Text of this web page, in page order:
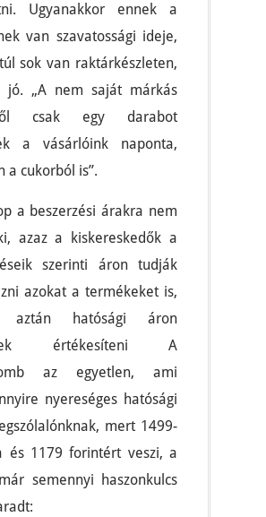
Ugyanakkor ennek a
van szavatossági ideje,
sok van raktárkészleten,
jó. „A nem saját márkás
csak egy darabot
a vásárlóink naponta,
a cukorból is”.
a beszerzési árakra nem
azaz a kiskereskedők a
szerinti áron tudják
azokat a termékeket is,
aztán hatósági áron
értékesíteni A
az egyetlen, ami
nyereséges hatósági
mert 1499-
és 1179 forintért veszi, a
semennyi haszonkulcs